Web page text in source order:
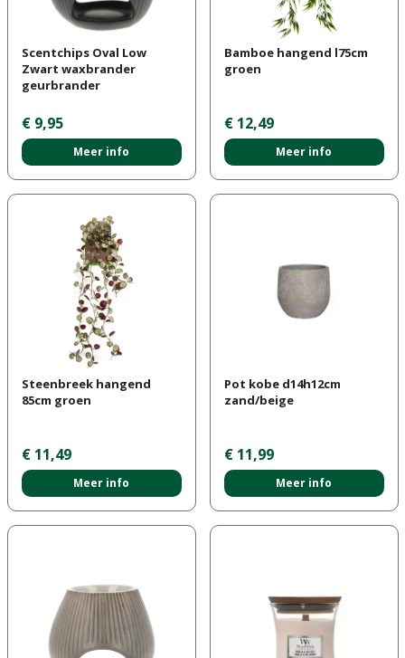
Scentchips Oval Low
Zwart waxbrander
geurbrander
€ 9,95
Meer info
Bamboe hangend l75cm
groen
€ 12,49
Meer info
Steenbreek hangend
85cm groen
€ 11,49
Meer info
Pot kobe d14h12cm
zand/beige
€ 11,99
Meer info